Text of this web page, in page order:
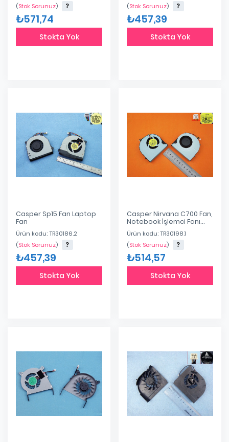
(Stok Sorunuz)
₺571,74
Stokta Yok
(Stok Sorunuz)
₺457,39
Stokta Yok
Casper Sp15 Fan Laptop
Fan
Ürün kodu: TR30186.2
(Stok Sorunuz)
₺457,39
Stokta Yok
Casper Nirvana C700 Fan,
Notebook İşlemci Fanı
Ksb0805hb
Dfs531305m30t
Dfs501105fr0t
Ürün kodu: TR30198.1
(Stok Sorunuz)
₺514,57
Stokta Yok